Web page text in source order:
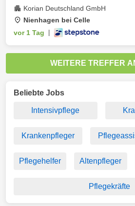
Korian Deutschland GmbH
Nienhagen bei Celle
vor 1 Tag
WEITERE TREFFER
Beliebte Jobs
Intensivpflege
Krankenpfleger
Pflegehelfer Altenpfleger
Pflegekräfte